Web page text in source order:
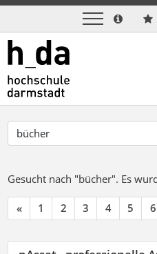
Gesucht nach "bücher". Es
« 1 2 3 4 5 6